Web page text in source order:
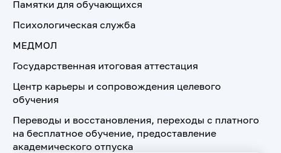
Памятки для обучающихся
Психологическая служба
МЕДМОЛ
Государственная итоговая аттестация
Центр карьеры и сопровождения целевого
обучения
Переводы и восстановления, переходы с платного
на бесплатное обучение, предоставление
академического отпуска